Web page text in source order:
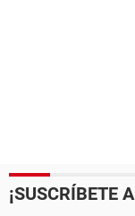
¡SUSCRÍBETE